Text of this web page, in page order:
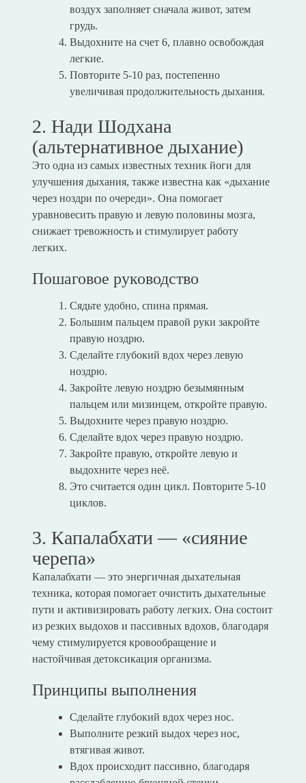
воздух заполняет сначала живот, затем
грудь.
Выдохните на счет 6, плавно освобождая
легкие.
Повторите 5-10 раз, постепенно
увеличивая продолжительность дыхания.
2. Нади Шодхана
(альтернативное дыхание)
Это одна из самых известных техник йоги для
улучшения дыхания, также известна как «дыхание
через ноздри по очереди». Она помогает
уравновесить правую и левую половины мозга,
снижает тревожность и стимулирует работу
легких.
Пошаговое руководство
Сядьте удобно, спина прямая.
Большим пальцем правой руки закройте
правую ноздрю.
Сделайте глубокий вдох через левую
ноздрю.
Закройте левую ноздрю безымянным
пальцем или мизинцем, откройте правую.
Выдохните через правую ноздрю.
Сделайте вдох через правую ноздрю.
Закройте правую, откройте левую и
выдохните через неё.
Это считается один цикл. Повторите 5-10
циклов.
3. Капалабхати — «сияние
черепа»
Капалабхати — это энергичная дыхательная
техника, которая помогает очистить дыхательные
пути и активизировать работу легких. Она состоит
из резких выдохов и пассивных вдохов, благодаря
чему стимулируется кровообращение и
настойчивая детоксикация организма.
Принципы выполнения
Сделайте глубокий вдох через нос.
Выполните резкий выдох через нос,
втягивая живот.
Вдох происходит пассивно, благодаря